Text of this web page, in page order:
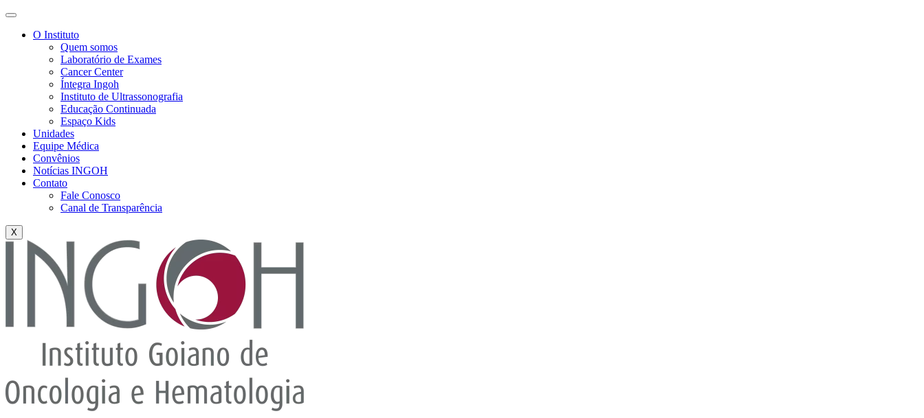
O Instituto
Quem somos
Laboratório de Exames
Cancer Center
Íntegra Ingoh
Instituto de Ultrassonografia
Educação Continuada
Espaço Kids
Unidades
Equipe Médica
Convênios
Notícias INGOH
Contato
Fale Conosco
Canal de Transparência
X